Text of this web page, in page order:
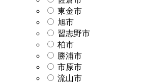
東金市
旭市
習志野市
柏市
勝浦市
市原市
流山市